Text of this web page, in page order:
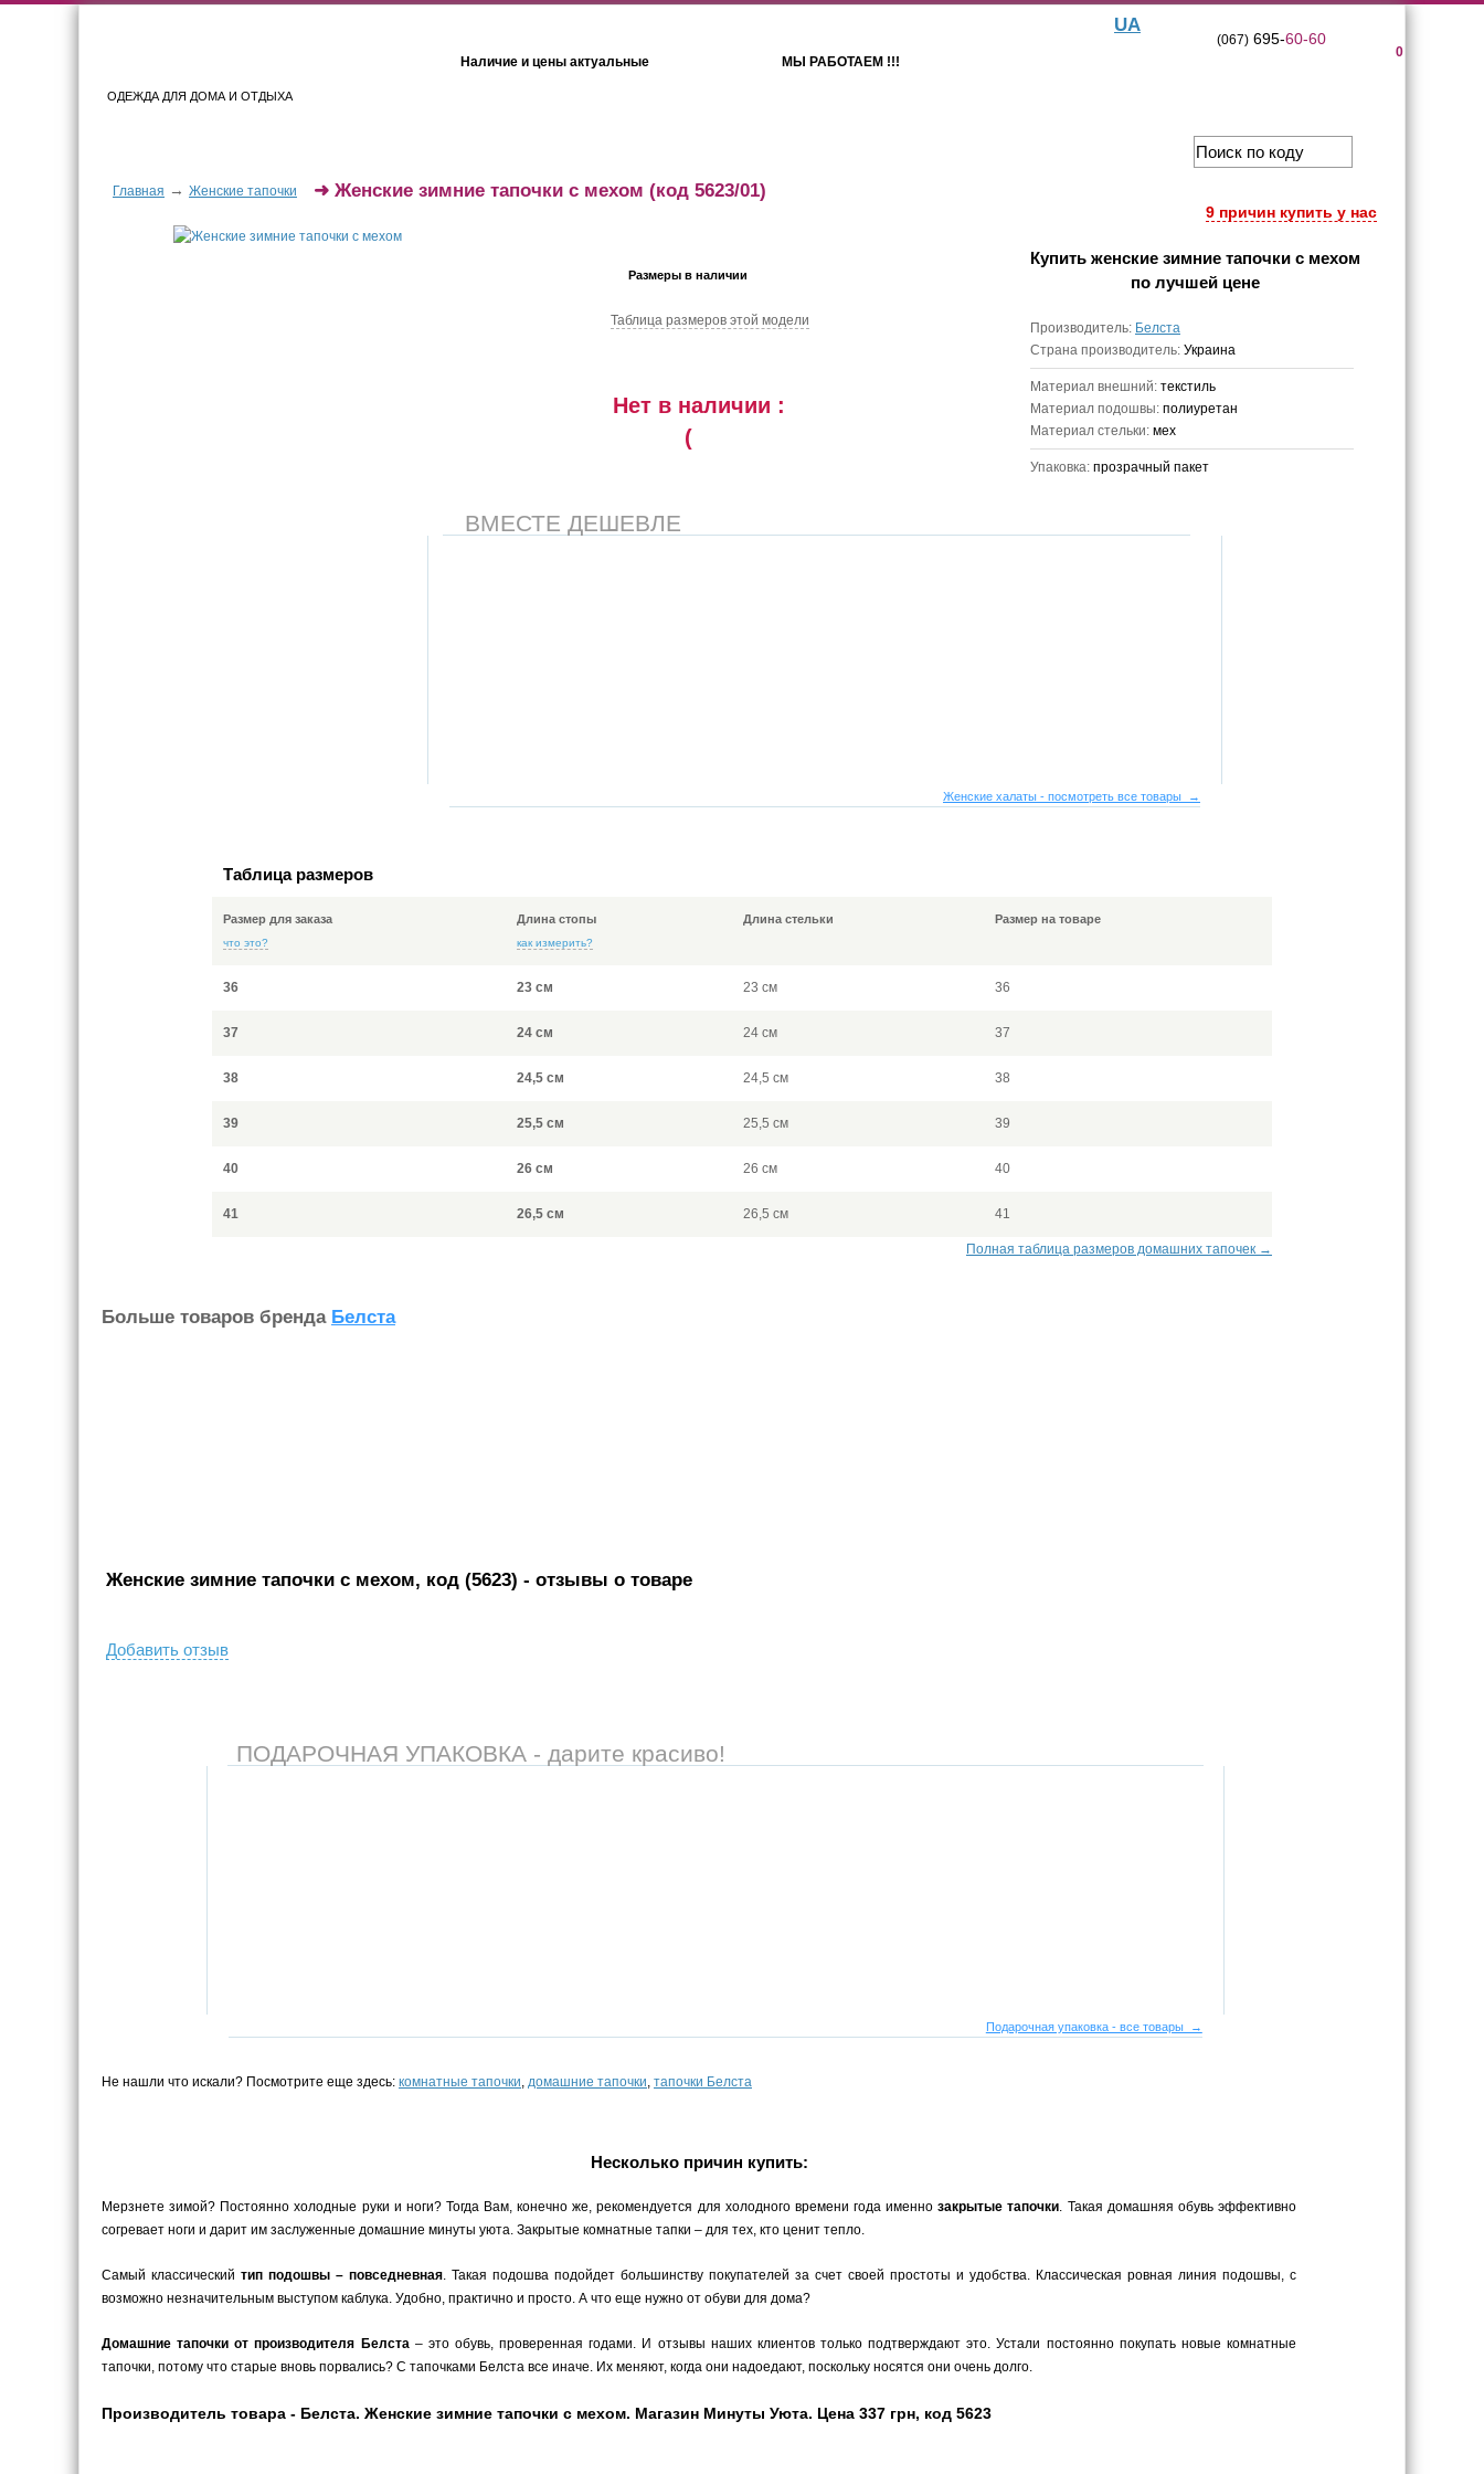
ОДЕЖДА ДЛЯ ДОМА И ОТДЫХА
Наличие и цены актуальные МЫ РАБОТАЕМ !!!
UA
0
(067)695-60-60
Главная → Женские тапочки
9 причин купить у нас
➜ Женские зимние тапочки с мехом (код 5623/01)
Размеры в наличии
Таблица размеров этой модели
Нет в наличии :
(
Купить женские зимние тапочки с мехом
по лучшей цене
Производитель: Белста
Страна производитель: Украина
Материал внешний: текстиль
Материал подошвы: полиуретан
Материал стельки: мех
Упаковка: прозрачный пакет
ВМЕСТЕ ДЕШЕВЛЕ
Женские халаты - посмотреть все товары →
Таблица размеров
Размер для заказа
что это?
Длина стопы
как измерить?
Длина стельки Размер на товаре
36 23 см 23 см 36
37 24 см 24 см 37
38 24,5 см 24,5 см 38
39 25,5 см 25,5 см 39
40 26 см 26 см 40
41 26,5 см 26,5 см 41
Полная таблица размеров домашних тапочек →
Больше товаров бренда Белста
Женские зимние тапочки с мехом, код (5623) - отзывы о товаре
Добавить отзыв
ПОДАРОЧНАЯ УПАКОВКА - дарите красиво!
Подарочная упаковка - все товары →
Не нашли что искали? Посмотрите еще здесь: комнатные тапочки, домашние тапочки, тапочки Белста
Несколько причин купить:
Мерзнете зимой? Постоянно холодные руки и ноги? Тогда Вам, конечно же, рекомендуется для холодного времени года именнозакрытые тапочки. Такая домашняя обувь эффективно
согревает ноги и дарит им заслуженные домашние минуты уюта. Закрытые комнатные тапки – для тех, кто ценит тепло.
Самый классический тип подошвы – повседневная. Такая подошва подойдет большинству покупателей за счет своей простоты и удобства. Классическая ровная линия подошвы, с
возможно незначительным выступом каблука. Удобно, практично и просто. А что еще нужно от обуви для дома?
Домашние тапочки от производителя Белста– это обувь, проверенная годами. И отзывы наших клиентов только подтверждают это. Устали постоянно покупать новые комнатные
тапочки, потому что старые вновь порвались? С тапочками Белста все иначе. Их меняют, когда они надоедают, поскольку носятся они очень долго.
Производитель товара - Белста. Женские зимние тапочки с мехом. Магазин Минуты Уюта. Цена 337 грн, код 5623